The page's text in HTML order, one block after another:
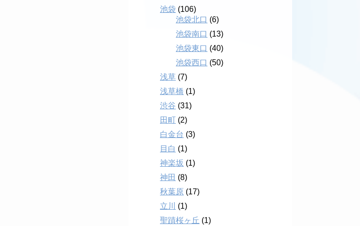
池袋 (106)
池袋北口 (6)
池袋南口 (13)
池袋東口 (40)
池袋西口 (50)
浅草 (7)
浅草橋 (1)
渋谷 (31)
田町 (2)
白金台 (3)
目白 (1)
神楽坂 (1)
神田 (8)
秋葉原 (17)
立川
(1)
聖蹟桜ヶ丘 (1)